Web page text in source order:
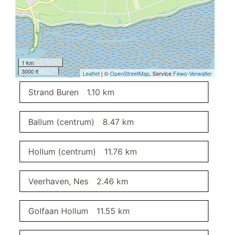
honden toegestaan
boeken
Kinderstoel
bowling
dweilbaar vloeroppervlak
geschikt voor senioren
verwarming
wasrek
roken verboden
roken verboden
gratis wifi
woonkamer
keuken
1 km
3000 ft
Leaflet| ©OpenStreetMap, ServiceFewo-Verwalter
Strand Buren 1.10 km
Ballum (centrum) 8.47 km
Hollum (centrum) 11.76 km
Veerhaven, Nes 2.46 km
Golfaan Hollum 11.55 km